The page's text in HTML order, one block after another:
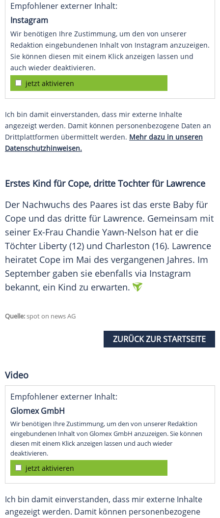
Empfohlener externer Inhalt:
Instagram
Wir benötigen Ihre Zustimmung, um den von unserer
Redaktion eingebundenen Inhalt von Instagram anzuzeigen.
Sie können diesen mit einem Klick anzeigen lassen und
auch wieder deaktivieren.
jetzt aktivieren
Ich bin damit einverstanden, dass mir externe Inhalte
angezeigt werden. Damit können personenbezogene Daten an
Drittplattformen übermittelt werden. Mehr dazu in unseren
Datenschutzhinweisen.
Erstes Kind für Cope, dritte Tochter für Lawrence
Der Nachwuchs des Paares ist das erste Baby für
Cope und das dritte für Lawrence. Gemeinsam mit
seiner Ex-Frau Chandie Yawn-Nelson hat er die
Töchter Liberty (12) und Charleston (16). Lawrence
heiratet Cope im Mai des vergangenen Jahres. Im
September gaben sie ebenfalls via Instagram
bekannt, ein Kind zu erwarten.
Quelle:spot on news AG
ZURÜCK ZUR STARTSEITE
Video
Empfohlener externer Inhalt:
Glomex GmbH
Wir benötigen Ihre Zustimmung, um den von unserer Redaktion
eingebundenen Inhalt von Glomex GmbH anzuzeigen. Sie können
diesen mit einem Klick anzeigen lassen und auch wieder
deaktivieren.
jetzt aktivieren
Ich bin damit einverstanden, dass mir externe Inhalte
angezeigt werden. Damit können personenbezogene